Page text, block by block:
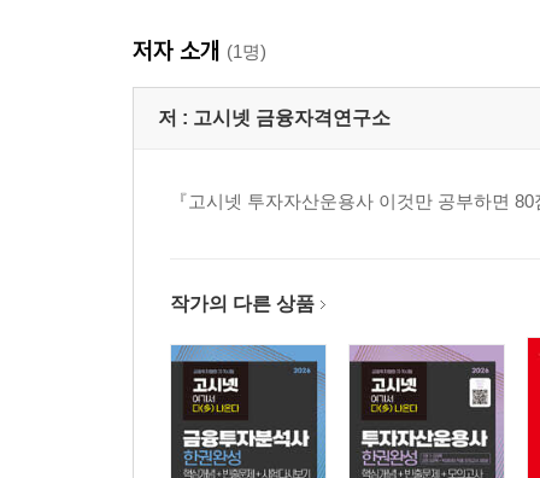
3장 직무윤리·투자자분쟁예방
〈3과목 법규 및 세제〉
3장 회사법
〈책속의 책_기출유형 모의고사〉
2회 기출유형 모의고사
〈책속의 책_정답과 해설〉
1회 기출유형 모의고사
저자 소개 (1명)
저 : 고시넷 금융자격연구소
『고시넷 투자자산운용사 이것만 공부하면
작가의 다른 상품